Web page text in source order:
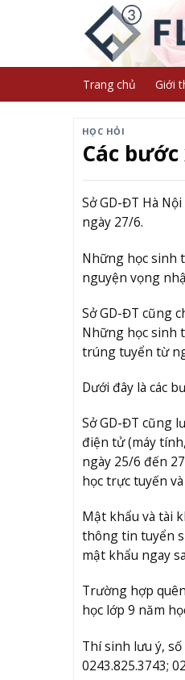
Trang chủ Giới
HỌC HỎI
Các
Sở GD-ĐT Hà
ngày 27/6.
Những học sinh
nguyện vọng
Sở GD-ĐT cũng
Những học sinh
trúng tuyển từ
Dưới đây là các
Sở GD-ĐT cũng
điện tử (máy
ngày 25/6 đến
học trực tuyến
Mật khẩu và tài
thông tin tuyển
mật khẩu ngay
Trường hợp
học lớp 9 năm
Thí sinh lưu ý,
0243.825.3743;